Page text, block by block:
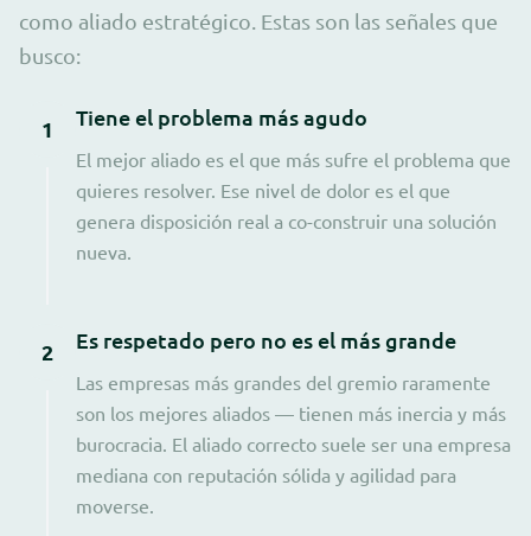
como aliado estratégico. Estas son las señales que
busco:
1 Tiene el problema más agudo
El mejor aliado es el que más sufre el problema que
quieres resolver. Ese nivel de dolor es el que
genera disposición real a co-construir una solución
nueva.
2 Es respetado pero no es el más grande
Las empresas más grandes del gremio raramente
son los mejores aliados — tienen más inercia y más
burocracia. El aliado correcto suele ser una empresa
mediana con reputación sólida y agilidad para
moverse.